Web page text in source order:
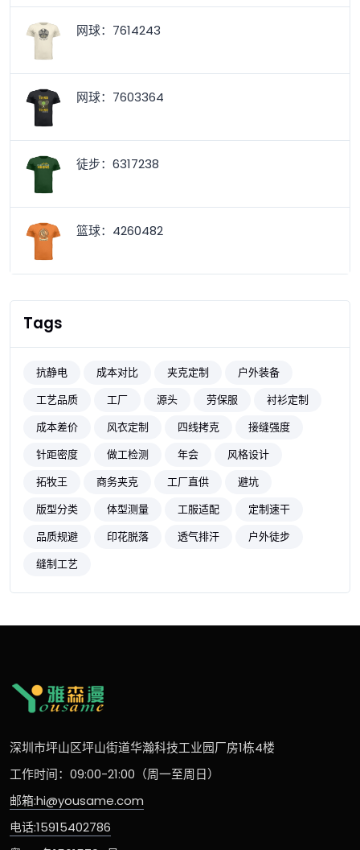
网球：7614243
网球：7603364
徒步：6317238
篮球：4260482
Tags
抗静电 成本对比 夹克定制
户外装备
工艺品质
工厂 源头 劳保服
衬衫定制
成本差价
风衣定制 四线拷克
接缝强度
针距密度
做工检测 年会
风格设计
拓牧王
商务夹克 工厂直供
避坑
版型分类
体型测量 工服适配
定制速干
品质规避
印花脱落 透气排汗
户外徒步
缝制工艺
深圳市坪山区坪山街道华瀚科技工业园厂房1栋4楼
工作时间：09:00-21:00（周一至周日）
邮箱:hi@yousame.com
电话:15915402786